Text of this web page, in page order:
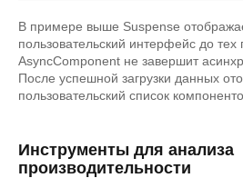
В примере выше Suspense
пользовательский интерфейс до тех
AsyncComponent не завершит
После успешной загрузки данных
пользовательский список
Инструменты для анализа
производительности